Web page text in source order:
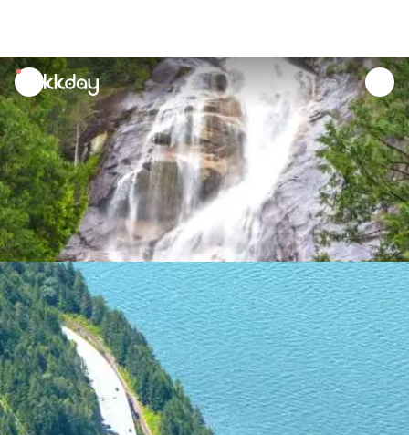
unread
notifications